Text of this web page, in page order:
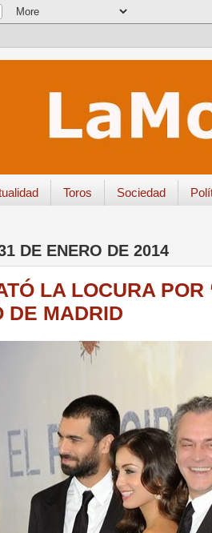
Toros Sociedad
DE ENERO DE 2014
LA LOCURA
DE MADRID